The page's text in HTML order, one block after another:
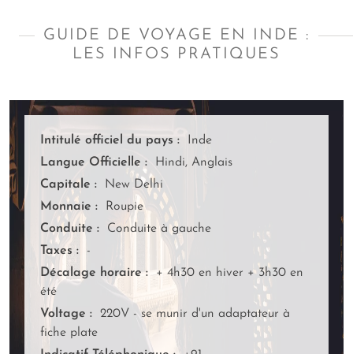
de ces pages, nous éclairons, pour vous, les chemins de la
gastronomie, de l’hygiène et de la santé, de la faune et de
côtés se prépare en toute sérénité.
GUIDE DE VOYAGE EN INDE :
LES INFOS PRATIQUES
Intitulé officiel du pays :
Inde
Langue Officielle :
Hindi, Anglais
Capitale :
New Delhi
Monnaie :
Roupie
Conduite :
Conduite à gauche
Taxes :
-
Décalage horaire :
+ 4h30 en hiver + 3h30 en
été
Voltage :
220V - se munir d'un adaptateur à
fiche plate